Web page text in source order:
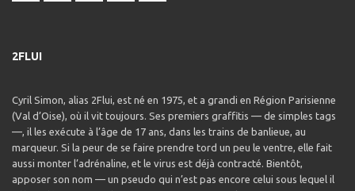
2FLUI
Cyril Simon, alias 2Flui, est né en 1975, et a grandi en Région Parisienne
(Val d’Oise), où il vit toujours. Ses premiers graffitis — de simples tags
—, il les exécute à l’âge de 17 ans, dans les trains de banlieue, au
marqueur. Si la peur de se faire prendre tord un peu le ventre, elle fait
aussi monter l’adrénaline, et le virus est déjà contracté. Bientôt,
apposer son nom — un pseudo qui n’est pas encore celui sous lequel il